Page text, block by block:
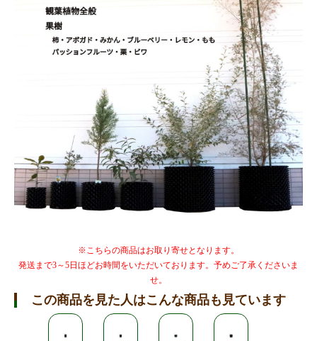
※こちらの商品はお取り寄せとなります。
発送まで3～5日ほどお時間をいただいております。予めご了承くださいま
せ。
この商品を見た人はこんな商品も見ています